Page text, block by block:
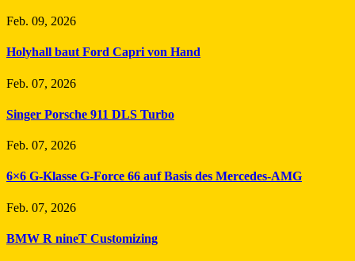
Feb. 09, 2026
Holyhall baut Ford Capri von Hand
Feb. 07, 2026
Singer Porsche 911 DLS Turbo
Feb. 07, 2026
6×6 G-Klasse G-Force 66 auf Basis des Mercedes-AMG
Feb. 07, 2026
BMW R nineT Customizing